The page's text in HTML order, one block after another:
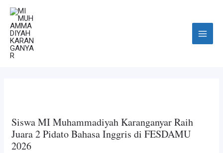
Skip
content
Menu
Siswa MI Muhammadiyah Karanganyar Raih
Juara 2 Pidato Bahasa Inggris di FESDAMU
2026
Post
navigation